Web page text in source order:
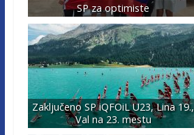
SP za optimiste
Zaključeno SP iQFOiL U23, Lina 19.,
Val na 23. mestu